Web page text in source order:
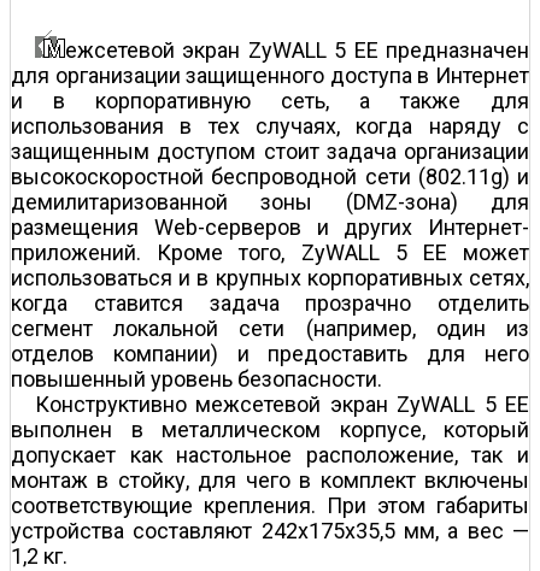
ежсетевой экран ZyWALL 5 EE предназначен
для организации защищенного доступа в Интернет
и в корпоративную сеть, а также для
использования в тех случаях, когда наряду с
защищенным доступом стоит задача организации
высокоскоростной беспроводной сети (802.11g) и
демилитаризованной зоны (DMZ-зона) для
размещения Web-серверов и других Интернет-
приложений. Кроме того, ZyWALL 5 EE может
использоваться и в крупных корпоративных сетях,
когда ставится задача прозрачно отделить
сегмент локальной сети (например, один из
отделов компании) и предоставить для него
повышенный уровень безопасности.
Конструктивно межсетевой экран ZyWALL 5 EE
выполнен в металлическом корпусе, который
допускает как настольное расположение, так и
монтаж в стойку, для чего в комплект включены
соответствующие крепления. При этом габариты
устройства составляют 242x175x35,5 мм, а вес —
1,2 кг.